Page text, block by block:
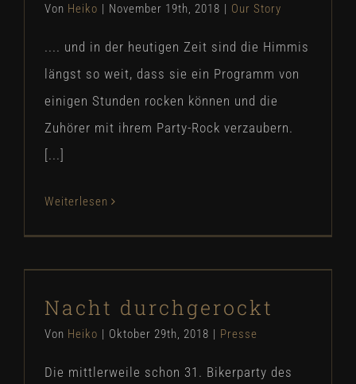
Von Heiko | November 19th, 2018 | Our Story
.... und in der heutigen Zeit sind die Himmis
längst so weit, dass sie ein Programm von
einigen Stunden rocken können und die
Zuhörer mit ihrem Party-Rock verzaubern.
[...]
Weiterlesen
Presse
Nacht durchgerockt
Von Heiko | Oktober 29th, 2018 | Presse
Die mittlerweile schon 31. Bikerparty des